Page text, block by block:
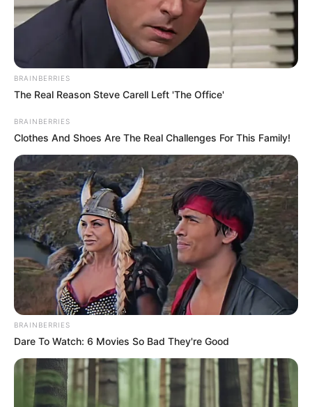
BRAINBERRIES
The Real Reason Steve Carell Left 'The Office'
BRAINBERRIES
Clothes And Shoes Are The Real Challenges For This Family!
BRAINBERRIES
Dare To Watch: 6 Movies So Bad They're Good